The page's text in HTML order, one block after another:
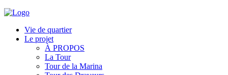
Vie de quartier
Le projet
À PROPOS
La Tour
Tour de la Marina